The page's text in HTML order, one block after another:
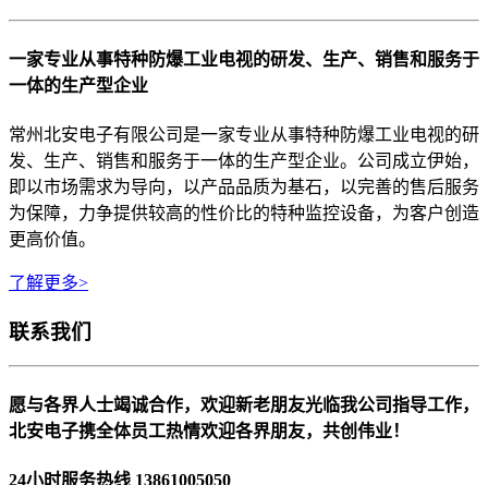
一家专业从事特种防爆工业电视的研发、生产、销售和服务于
一体的生产型企业
常州北安电子有限公司是一家专业从事特种防爆工业电视的研
发、生产、销售和服务于一体的生产型企业。公司成立伊始，
即以市场需求为导向，以产品品质为基石，以完善的售后服务
为保障，力争提供较高的性价比的特种监控设备，为客户创造
更高价值。
了解更多>
联系我们
愿与各界人士竭诚合作，欢迎新老朋友光临我公司指导工作，
北安电子携全体员工热情欢迎各界朋友，共创伟业！
24小时服务热线 13861005050